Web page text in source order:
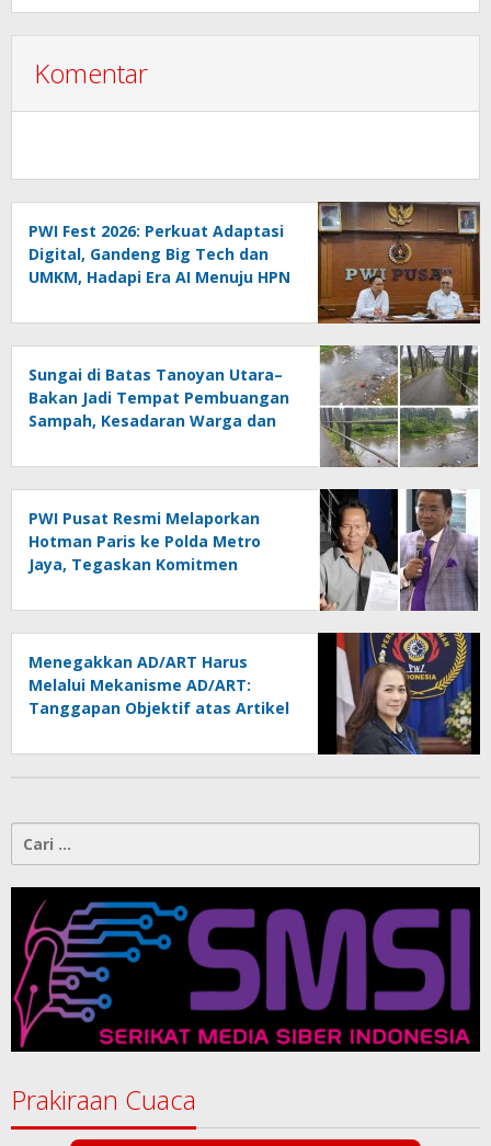
Komentar
PWI Fest 2026: Perkuat Adaptasi
Digital, Gandeng Big Tech dan
UMKM, Hadapi Era AI Menuju HPN
Sungai di Batas Tanoyan Utara–
Bakan Jadi Tempat Pembuangan
Sampah, Kesadaran Warga dan
Dipertanyakan
PWI Pusat Resmi Melaporkan
Hotman Paris ke Polda Metro
Jaya, Tegaskan Komitmen
Menegakkan AD/ART Harus
Melalui Mekanisme AD/ART:
Tanggapan Objektif atas Artikel
Konspirasi Melanggar Aturan”
Cari
Prakiraan Cuaca